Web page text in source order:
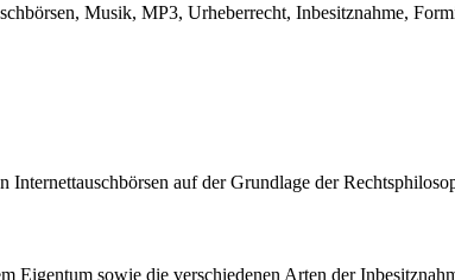
Musik, MP3, Urheberrecht, Inbesitznahme,
auf der Grundlage der
Eigentum sowie die verschiedenen Arten der